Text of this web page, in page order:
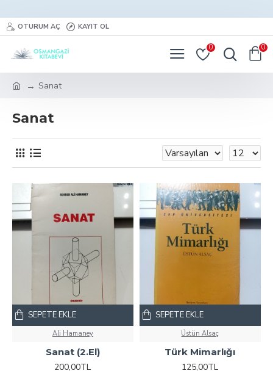
OTURUM AÇ KAYIT OL
0 0
Sanat
Sanat
Ali Hamaney
Sanat (2.El)
200,00TL
SEPETE EKLE
Üstün Alsaç
Türk Mimarlığı
125,00TL
SEPETE EKLE